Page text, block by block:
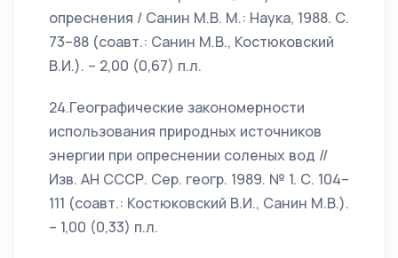
опреснения / Санин М.В. М.: Наука, 1988. С.
73–88 (соавт.: Санин М.В., Костюковский
В.И.). – 2,00 (0,67) п.л.
24.Географические закономерности
использования природных источников
энергии при опреснении соленых вод //
Изв. АН СССР. Сер. геогр. 1989. № 1. С. 104–
111 (соавт.: Костюковский В.И., Санин М.В.).
– 1,00 (0,33) п.л.